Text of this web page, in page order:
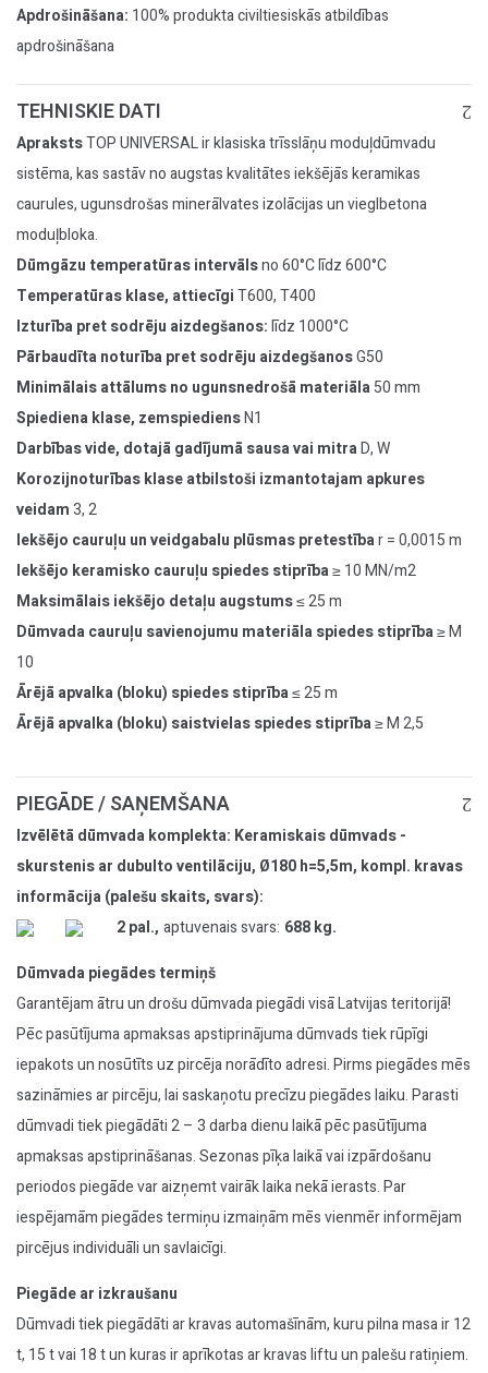
Apdrošināšana: 100% produkta civiltiesiskās atbildības
apdrošināšana
TEHNISKIE DATI
AprakstsTOP UNIVERSAL ir klasiska trīsslāņu moduļdūmvadu
sistēma, kas sastāv no augstas kvalitātes iekšējās keramikas
caurules, ugunsdrošas minerālvates izolācijas un vieglbetona
moduļbloka.
Dūmgāzu temperatūras intervālsno 60°C līdz 600°C
Temperatūras klase, attiecīgiT600, T400
Izturība pret sodrēju aizdegšanos:līdz 1000°C
Pārbaudīta noturība pret sodrēju aizdegšanosG50
Minimālais attālums no ugunsnedrošā materiāla50 mm
Spiediena klase, zemspiediensN1
Darbības vide, dotajā gadījumā sausa vai mitraD, W
Korozijnoturības klase atbilstoši izmantotajam apkures
veidam3, 2
Iekšējo cauruļu un veidgabalu plūsmas pretestībar = 0,0015 m
Iekšējo keramisko cauruļu spiedes stiprība≥ 10 MN/m2
Maksimālais iekšējo detaļu augstums≤ 25 m
Dūmvada cauruļu savienojumu materiāla spiedes stiprība≥ M
10
Ārējā apvalka (bloku) spiedes stiprība≤ 25 m
Ārējā apvalka (bloku) saistvielas spiedes stiprība≥ M 2,5
PIEGĀDE / SAŅEMŠANA
Izvēlētā dūmvada komplekta: Keramiskais dūmvads -
skurstenis ar dubulto ventilāciju, Ø180 h=5,5m, kompl. kravas
informācija (palešu skaits, svars):
2 pal., aptuvenais svars: 688 kg.
Dūmvada piegādes termiņš
Garantējam ātru un drošu dūmvada piegādi visā Latvijas teritorijā!
Pēc pasūtījuma apmaksas apstiprinājuma dūmvads tiek rūpīgi
iepakots un nosūtīts uz pircēja norādīto adresi. Pirms piegādes mēs
sazināmies ar pircēju, lai saskaņotu precīzu piegādes laiku. Parasti
dūmvadi tiek piegādāti 2 – 3 darba dienu laikā pēc pasūtījuma
apmaksas apstiprināšanas. Sezonas pīķa laikā vai izpārdošanu
periodos piegāde var aizņemt vairāk laika nekā ierasts. Par
iespējamām piegādes termiņu izmaiņām mēs vienmēr informējam
pircējus individuāli un savlaicīgi.
Piegāde ar izkraušanu
Dūmvadi tiek piegādāti ar kravas automašīnām, kuru pilna masa ir 12
t, 15 t vai 18 t un kuras ir aprīkotas ar kravas liftu un palešu ratiņiem.